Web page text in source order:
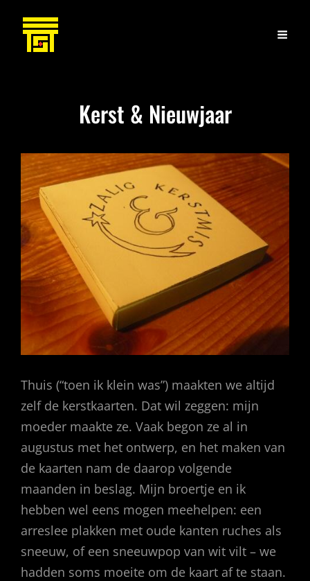
Kerst & Nieuwjaar
Thuis (“toen ik klein was”) maakten we altijd
zelf de kerstkaarten. Dat wil zeggen: mijn
moeder maakte ze. Vaak begon ze al in
augustus met het ontwerp, en het maken van
de kaarten nam de daarop volgende
maanden in beslag. Mijn broertje en ik
hebben wel eens mogen meehelpen: een
arreslee plakken met oude kanten ruches als
sneeuw, of een sneeuwpop van wit vilt – we
hadden soms moeite om de kaart af te staan.